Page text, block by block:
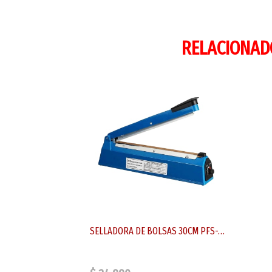
SELLADORA DE BOLSAS 30CM PFS-300